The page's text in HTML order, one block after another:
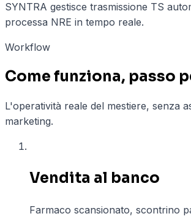
SYNTRA gestisce trasmissione TS
processa NRE in tempo reale.
Workflow
Come funziona, passo
L'operatività reale del mestiere, senza
marketing.
Vendita al banco
Farmaco scansionato, scontrino